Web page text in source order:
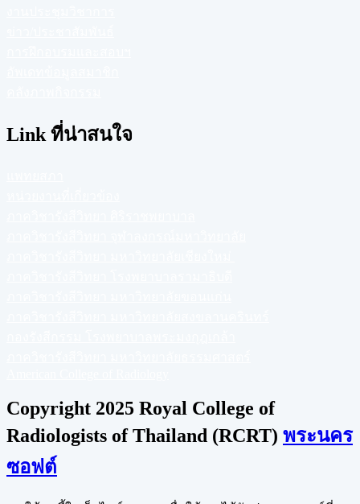
Link ที่น่าสนใจ
Copyright 2025 Royal College of
Radiologists of Thailand (RCRT) พระนคร
ซอฟต์